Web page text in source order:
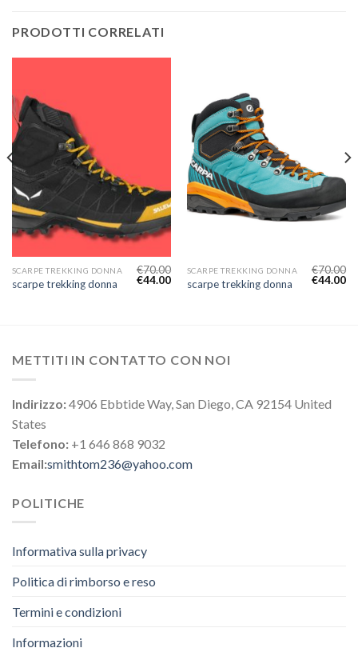
PRODOTTI CORRELATI
SCARPE TREKKING DONNA
scarpe trekking donna
€70.00
€44.00
SCARPE TREKKING DONNA
scarpe trekking donna
€70.00
€44.00
METTITI IN CONTATTO CON NOI
Indirizzo:4906 Ebbtide Way, San Diego, CA 92154 United
States
Telefono: +1 646 868 9032
Email:smithtom236@yahoo.com
POLITICHE
Informativa sulla privacy
Politica di rimborso e reso
Termini e condizioni
Informazioni